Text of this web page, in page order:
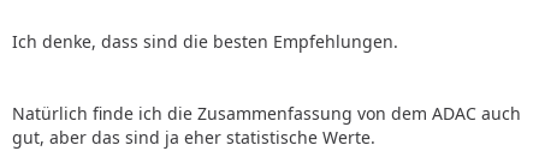
Ich denke, dass sind die besten Empfehlungen.
Natürlich finde ich die Zusammenfassung von dem ADAC auch
gut, aber das sind ja eher statistische Werte.